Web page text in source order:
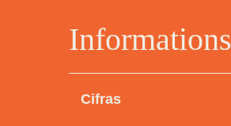
Informations
Cifras